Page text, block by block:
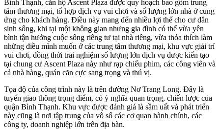
Bình Thạnh, căn hộ Ascent Plaza được quy hoạch bao gồm trung
tâm thương mại, tổ hợp dịch vụ vui chơi và số lượng lớn nhà ở cung
ứng cho khách hàng. Điều này mang đến nhiều lợi thế cho cư dân
sinh sống, khi tại một không gian nhưng gia đình có thể vừa yên
bình tận hưởng cuộc sống riêng tư tại nhà riêng, vừa thỏa thích làm
những điều mình muốn ở các trung tâm thương mại, khu vực giải trí
vui chơi, đồng thời trải nghiệm số lượng lớn dịch vụ được kiến tạo
tại chung cư Ascent Plaza này như rạp chiếu phim, các công viên và
cả nhà hàng, quán căn cực sang trọng và thú vị.
Tọa độ của công trình này là trên đường Nơ Trang Long. Đây là
tuyến giao thông trọng điểm, có ý nghĩa quan trọng, chiến lược của
quận Bình Thạnh. Khu vực được đánh giá là sầm uất và phát triển
này cũng là nơi tập trung của vô số các cơ quan hành chính, các
công ty, doanh nghiệp lớn trên địa bàn.